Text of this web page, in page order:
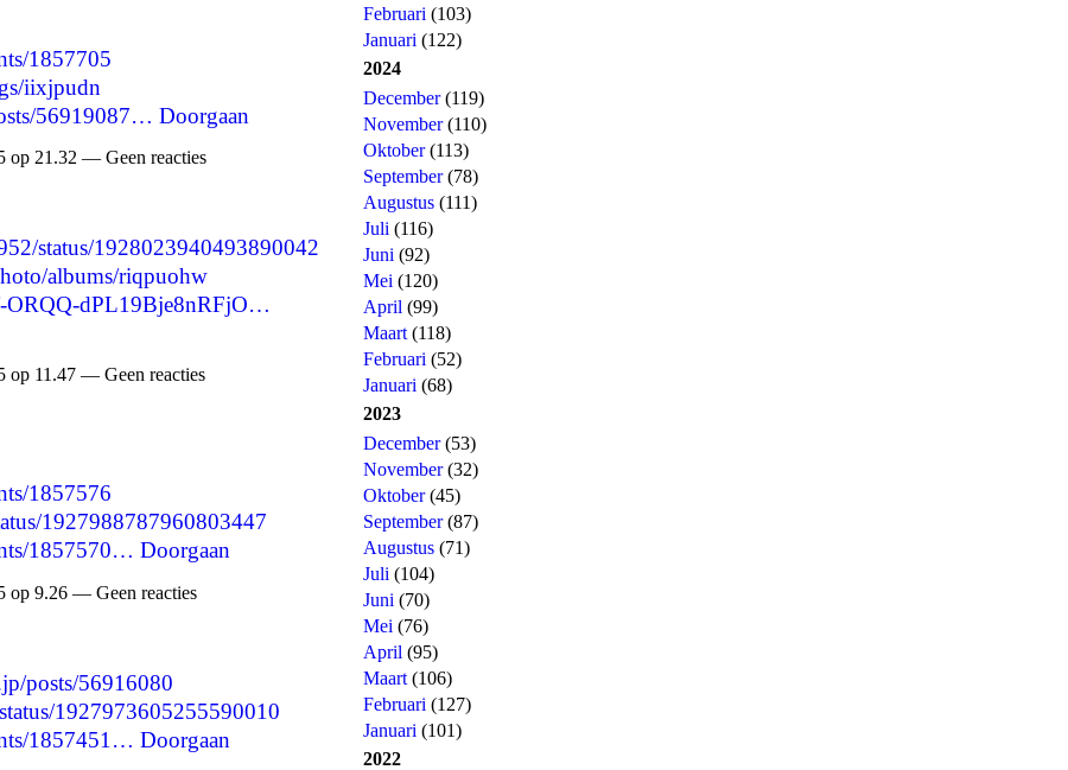
1857705
iixjpudn
56919087… Doorgaan
op 21.32 — Geen reacties
status/1928023940493890042
albums/riqpuohw
ORQQ-dPL19Bje8nRFjO…
op 11.47 — Geen reacties
1857576
1927988787960803447
1857570… Doorgaan
op 9.26 — Geen reacties
posts/56916080
1927973605255590010
1857451… Doorgaan
Februari (103)
Januari (122)
2024
December(119)
November(110)
Oktober(113)
September(78)
Augustus (111)
Juli (116)
Juni (92)
Mei (120)
April (99)
Maart (118)
Februari (52)
Januari (68)
2023
December(53)
November(32)
Oktober(45)
September(87)
Augustus (71)
Juli (104)
Juni (70)
Mei (76)
April (95)
Maart (106)
Februari (127)
Januari (101)
2022